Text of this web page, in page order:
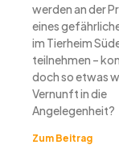
werden an der
eines
im Tierheim
teilnehmen –
doch so etwas
Vernunft in die
Angelegenheit?
Zum Beitrag